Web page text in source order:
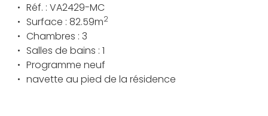
Réf. : VA2429-MC
Surface : 82.59m2
Chambres : 3
Salles de bains : 1
Programme neuf
navette au pied de la résidence